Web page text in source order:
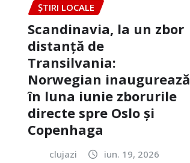
ȘTIRI LOCALE
Scandinavia, la un zbor
distanță de
Transilvania:
Norwegian inaugurează
în luna iunie zborurile
directe spre Oslo și
Copenhaga
clujazi iun. 19, 2026